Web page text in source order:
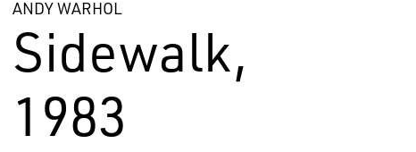
ANDY WARHOL
Sidewalk,
1983